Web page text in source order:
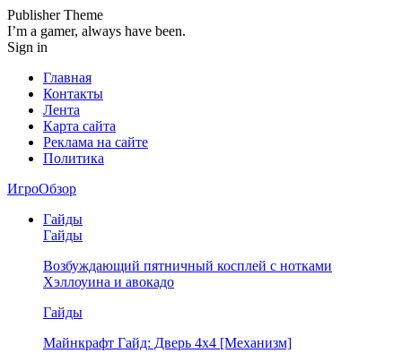
Publisher Theme
I’m a gamer, always have been.
Sign in
Главная
Контакты
Лента
Карта сайта
Реклама на сайте
Политика
ИгроОбзор
Гайды
Гайды
Возбуждающий пятничный косплей с нотками
Хэллоуина и авокадо
Гайды
Майнкрафт Гайд: Дверь 4х4 [Механизм]